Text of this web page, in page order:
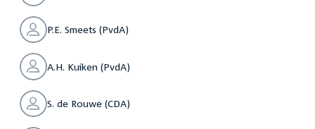
P.E. Smeets (PvdA)
A.H. Kuiken (PvdA)
S. de Rouwe (CDA)